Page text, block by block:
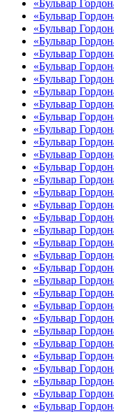
«Бульвар
«Бульвар
«Бульвар
«Бульвар
«Бульвар
«Бульвар
«Бульвар
«Бульвар
«Бульвар
«Бульвар
«Бульвар
«Бульвар
«Бульвар
«Бульвар
«Бульвар
«Бульвар
«Бульвар
«Бульвар
«Бульвар
«Бульвар
«Бульвар
«Бульвар
«Бульвар
«Бульвар
«Бульвар
«Бульвар
«Бульвар
«Бульвар
«Бульвар
«Бульвар
«Бульвар
«Бульвар
«Бульвар